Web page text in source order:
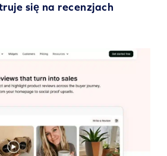
się na recenzjach